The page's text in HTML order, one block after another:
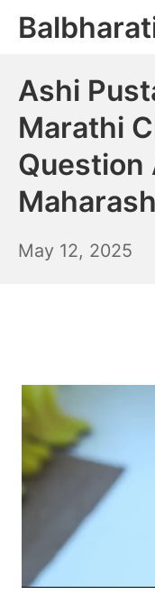
Skip
Ashi
Marathi
Question
May 12, 2025